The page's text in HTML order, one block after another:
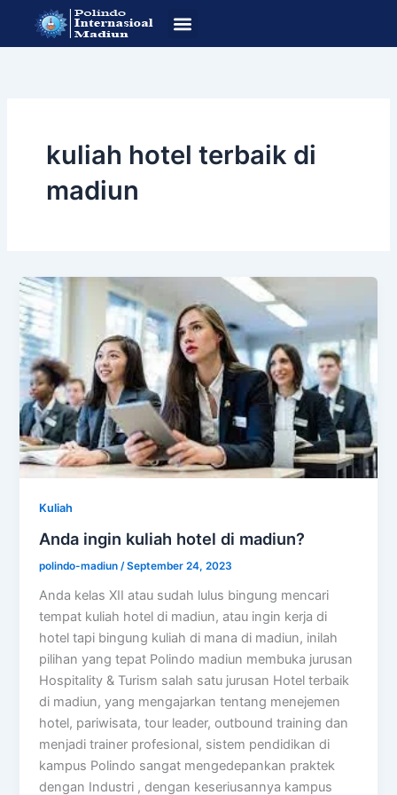
konten
kuliah hotel terbaik di
madiun
Kuliah
Anda ingin kuliah hotel di madiun?
polindo-madiun/September 24, 2023
Anda kelas XII atau sudah lulus bingung mencari
tempat kuliah hotel di madiun, atau ingin kerja di
hotel tapi bingung kuliah di mana di madiun, inilah
pilihan yang tepat Polindo madiun membuka jurusan
Hospitality & Turism salah satu jurusan Hotel terbaik
di madiun, yang mengajarkan tentang menejemen
hotel, pariwisata, tour leader, outbound training dan
menjadi trainer profesional, sistem pendidikan di
kampus Polindo sangat mengedepankan praktek
dengan Industri , dengan keseriusannya kampus